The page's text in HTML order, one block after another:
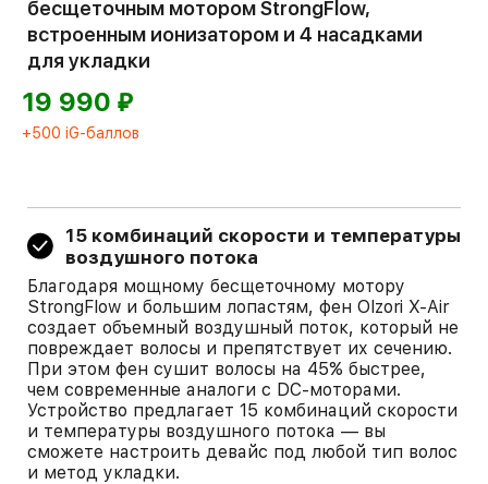
бесщеточным мотором StrongFlow,
встроенным ионизатором и 4 насадками
для укладки
19 990 ⃏
+500 iG-баллов
15 комбинаций скорости и температуры
воздушного потока
Благодаря мощному бесщеточному мотору
StrongFlow и большим лопастям, фен Olzori X-Air
создает объемный воздушный поток, который не
повреждает волосы и препятствует их сечению.
При этом фен сушит волосы на 45% быстрее,
чем современные аналоги с DC-моторами.
Устройство предлагает 15 комбинаций скорости
и температуры воздушного потока — вы
сможете настроить девайс под любой тип волос
и метод укладки.